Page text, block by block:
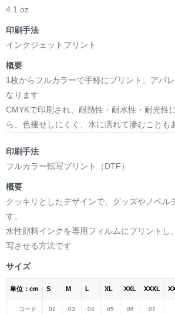
4.1 oz
印刷手法
インクジェットプリント
概要
1枚からフルカラーで手軽にプリント。アパ
なります
CMYKで印刷され、耐熱性・耐水性・耐光性
ら、色褪せしにくく、水に濡れて滲むことも
印刷手法
フルカラー転写プリント（DTF）
概要
クッキリとしたデザインで、グッズやノベル
す。
水性顔料インクを専用フィルムにプリントし
写させる方法です
サイズ
単位：cm S M L XL XXL XXXL
コード 02 03 04 05 06 07